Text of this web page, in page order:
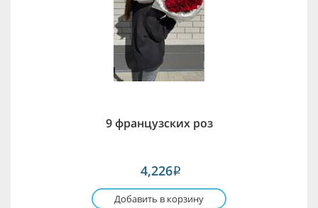
9 французских роз
4,226i
Добавить в корзину